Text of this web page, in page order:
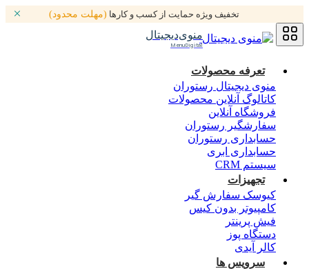
تخفیف ویژه حمایت از کسب و کارها (مهلت محدود)
منوی‌دیجیتال
MenuDigital
تعرفه محصولات
منوی دیجیتال رستوران
کاتالوگ آنلاین محصولات
فروشگاه آنلاین
سفارشگیر رستوران
حسابداری رستوران
حسابداری ابری
سیستم CRM
تجهیزات
کیوسک سفارش گیر
کامپیوتر بدون کیس
فیش پرینتر
دستگاه پوز
کالر آیدی
سرویس ها